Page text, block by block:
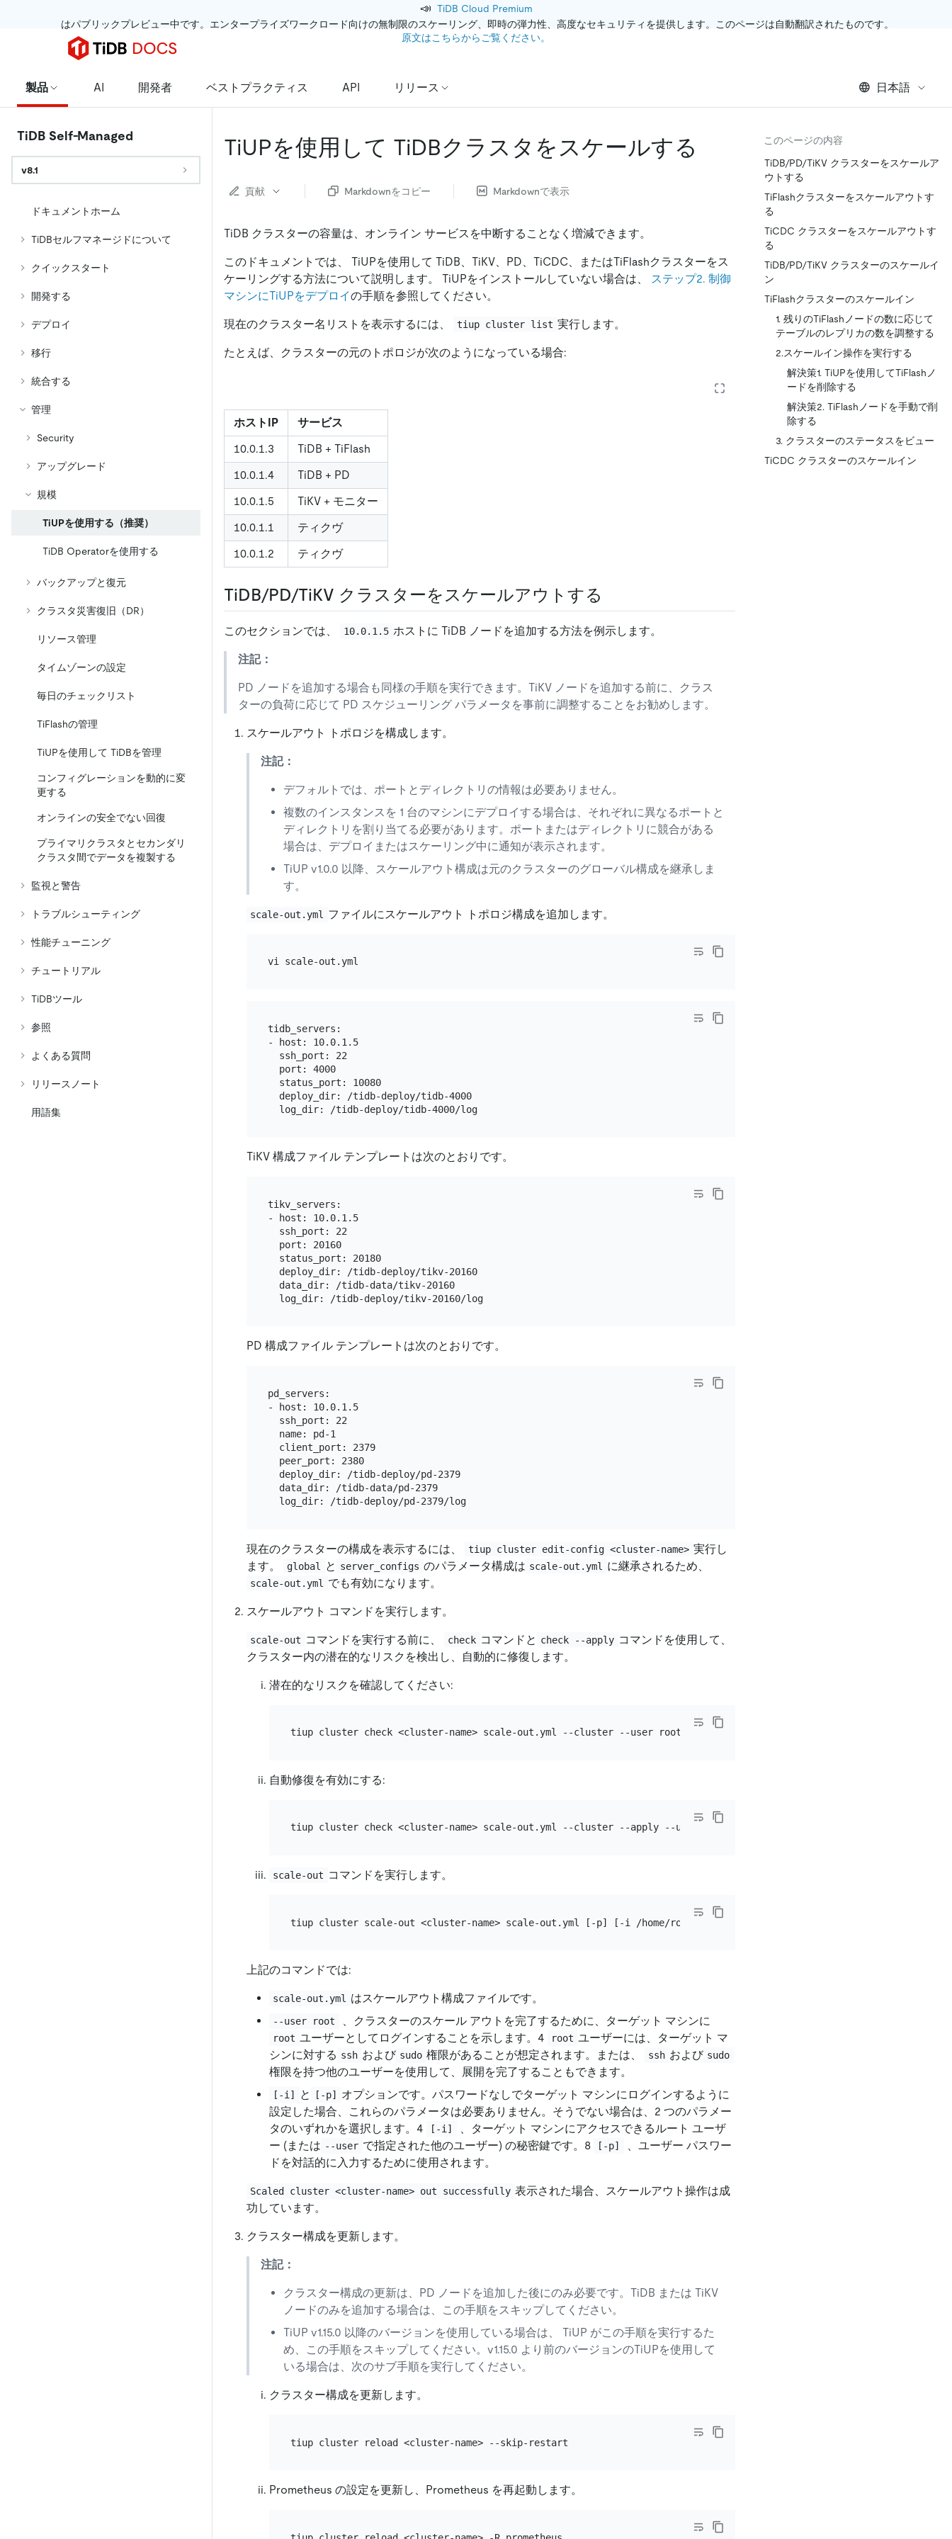
📣 TiDB Cloud Premium
はパブリックプレビュー中です。エンタープライズワークロード向けの無制限のスケーリング、即時の弾力性、高度なセキュリティを提供します。このページは自動翻訳されたものです。
原文はこちらからご覧ください。
製品 AI 開発者 ベストプラクティス API リリース 日本語
TiDB Self-Managed
v8.1
ドキュメントホーム
TiDBセルフマネージドについて
クイックスタート
開発する
デプロイ
移行
統合する
管理
Security
アップグレード
規模
TiUPを使用する（推奨）
TiDB Operatorを使用する
バックアップと復元
クラスタ災害復旧（DR）
リソース管理
タイムゾーンの設定
毎日のチェックリスト
TiFlashの管理
TiUPを使用して TiDBを管理
コンフィグレーションを動的に変
更する
オンラインの安全でない回復
プライマリクラスタとセカンダリ
クラスタ間でデータを複製する
監視と警告
トラブルシューティング
性能チューニング
チュートリアル
TiDBツール
参照
よくある質問
リリースノート
用語集
TiUPを使用して TiDBクラスタをスケールする
貢献 Markdownをコピー Markdownで表示
TiDB クラスターの容量は、オンライン サービスを中断することなく増減できます。
このドキュメントでは、 TiUPを使用して TiDB、TiKV、PD、TiCDC、またはTiFlashクラスターをス
ケーリングする方法について説明します。 TiUPをインストールしていない場合は、
ステップ2. 制御
マシンにTiUPをデプロイの手順を参照してください。
現在のクラスター名リストを表示するには、 tiup cluster list 実行します。
たとえば、クラスターの元のトポロジが次のようになっている場合:
ホストIP
サービス
10.0.1.3
TiDB + TiFlash
10.0.1.4
TiDB + PD
10.0.1.5
TiKV + モニター
10.0.1.1
ティクヴ
10.0.1.2
ティクヴ
TiDB/PD/TiKV クラスターをスケールアウトする
このセクションでは、 10.0.1.5 ホストに TiDB ノードを追加する方法を例示します。
注記：
PD ノードを追加する場合も同様の手順を実行できます。TiKV ノードを追加する前に、クラス
ターの負荷に応じて PD スケジューリング パラメータを事前に調整することをお勧めします。
スケールアウト トポロジを構成します。
注記：
デフォルトでは、ポートとディレクトリの情報は必要ありません。
複数のインスタンスを 1 台のマシンにデプロイする場合は、それぞれに異なるポートと
ディレクトリを割り当てる必要があります。ポートまたはディレクトリに競合がある
場合は、デプロイまたはスケーリング中に通知が表示されます。
TiUP v1.0.0 以降、スケールアウト構成は元のクラスターのグローバル構成を継承しま
す。
scale-out.yml ファイルにスケールアウト トポロジ構成を追加します。
tidb_servers:
- host: 10.0.1.5
  ssh_port: 22
  port: 4000
  status_port: 10080
  deploy_dir: /tidb-deploy/tidb-4000
  log_dir: /tidb-deploy/tidb-4000/log
TiKV 構成ファイル テンプレートは次のとおりです。
tikv_servers:
- host: 10.0.1.5
  ssh_port: 22
  port: 20160
  status_port: 20180
  deploy_dir: /tidb-deploy/tikv-20160
  data_dir: /tidb-data/tikv-20160
  log_dir: /tidb-deploy/tikv-20160/log
PD 構成ファイル テンプレートは次のとおりです。
pd_servers:
- host: 10.0.1.5
  ssh_port: 22
  name: pd-1
  client_port: 2379
  peer_port: 2380
  deploy_dir: /tidb-deploy/pd-2379
  data_dir: /tidb-data/pd-2379
  log_dir: /tidb-deploy/pd-2379/log
現在のクラスターの構成を表示するには、 tiup cluster edit-config <cluster-name> 実行し
ます。
global と server_configs のパラメータ構成は scale-out.yml に継承されるため、
scale-out.yml でも有効になります。
スケールアウト コマンドを実行します。
scale-out コマンドを実行する前に、 check コマンドと check --apply コマンドを使用して、
クラスター内の潜在的なリスクを検出し、自動的に修復します。
潜在的なリスクを確認してください:
自動修復を有効にする:
scale-out コマンドを実行します。
上記のコマンドでは:
scale-out.yml はスケールアウト構成ファイルです。
--user root 、クラスターのスケール アウトを完了するために、ターゲット マシンに
root ユーザーとしてログインすることを示します。4 root ユーザーには、ターゲット マ
シンに対する ssh および sudo 権限があることが想定されます。または、 ssh および sudo
権限を持つ他のユーザーを使用して、展開を完了することもできます。
[-i] と [-p]
オプションです。パスワードなしでターゲット マシンにログインするように
設定した場合、これらのパラメータは必要ありません。そうでない場合は、2 つのパラメー
タのいずれかを選択します。4
[-i]
、ターゲット マシンにアクセスできるルート ユーザ
ー (または --user で指定された他のユーザー) の秘密鍵です。8 [-p]
、ユーザー パスワー
ドを対話的に入力するために使用されます。
Scaled cluster <cluster-name> out successfully 表示された場合、スケールアウト操作は成
功しています。
クラスター構成を更新します。
注記：
クラスター構成の更新は、PD ノードを追加した後にのみ必要です。TiDB または TiKV
ノードのみを追加する場合は、この手順をスキップしてください。
TiUP v1.15.0 以降のバージョンを使用している場合は、 TiUP がこの手順を実行するた
め、この手順をスキップしてください。v1.15.0 より前のバージョンのTiUPを使用して
いる場合は、次のサブ手順を実行してください。
クラスター構成を更新します。
Prometheus の設定を更新し、Prometheus を再起動します。
このページの内容
TiDB/PD/TiKV クラスターをスケールア
ウトする
TiFlashクラスターをスケールアウトす
る
TiCDC クラスターをスケールアウトす
る
TiDB/PD/TiKV クラスターのスケールイ
ン
TiFlashクラスターのスケールイン
1. 残りのTiFlashノードの数に応じて
テーブルのレプリカの数を調整する
2.スケールイン操作を実行する
解決策1. TiUPを使用してTiFlashノ
ードを削除する
解決策2. TiFlashノードを手動で削
除する
3. クラスターのステータスをビュー
TiCDC クラスターのスケールイン